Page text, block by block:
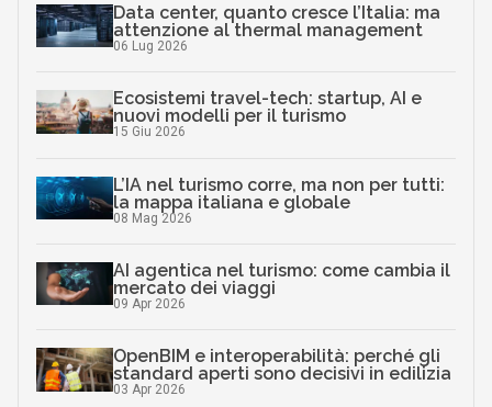
Data center, quanto cresce l’Italia: ma
attenzione al thermal management
06 Lug 2026
Ecosistemi travel-tech: startup, AI e
nuovi modelli per il turismo
15 Giu 2026
L’IA nel turismo corre, ma non per tutti:
la mappa italiana e globale
08 Mag 2026
AI agentica nel turismo: come cambia il
mercato dei viaggi
09 Apr 2026
OpenBIM e interoperabilità: perché gli
standard aperti sono decisivi in edilizia
03 Apr 2026